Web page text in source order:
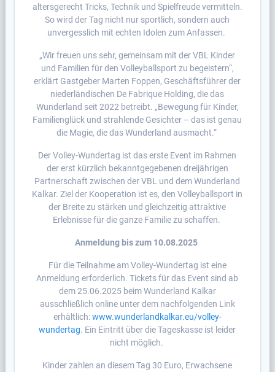
altersgerecht Tricks, Technik und Spielfreude vermitteln.
So wird der Tag nicht nur sportlich, sondern auch
unvergesslich mit echten Idolen zum Anfassen.
„Wir freuen uns sehr, gemeinsam mit der VBL Kinder
und Familien für den Volleyballsport zu begeistern“,
erklärt Gastgeber Marten Foppen, Geschäftsführer der
niederländischen De Fabrique Holding, die das
Wunderland seit 2022 betreibt. „Bewegung für Kinder,
Familienglück und strahlende Gesichter – das ist genau
die Magie, die das Wunderland ausmacht.“
Der Volley-Wundertag ist das erste Event im Rahmen
der erst kürzlich bekanntgegebenen dreijährigen
Partnerschaft zwischen der VBL und dem Wunderland
Kalkar. Ziel der Kooperation ist es, den Volleyballsport in
der Breite zu stärken und gleichzeitig attraktive
Erlebnisse für die ganze Familie zu schaffen.
Anmeldung bis zum 10.08.2025
Für die Teilnahme am Volley-Wundertag ist eine
Anmeldung erforderlich. Tickets für das Event sind ab
dem 25.06.2025 beim Wunderland Kalkar
ausschließlich online unter dem nachfolgenden Link
erhältlich:www.wunderlandkalkar.eu/volley-
wundertag. Ein Eintritt über die Tageskasse ist leider
nicht möglich.
Kinder zahlen an diesem Tag 30 Euro, Erwachsene